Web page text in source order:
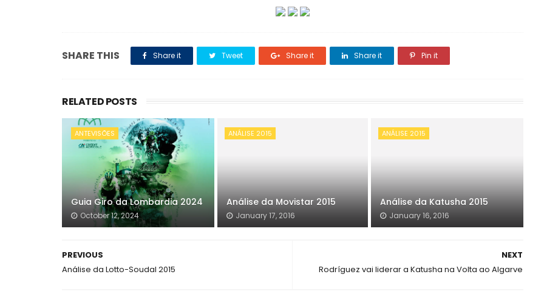
SHARE THIS Share it Tweet Share it Share it Pin it
RELATED POSTS
ANTEVISÕES
Guia Giro da Lombardia 2024
October 12, 2024
ANÁLISE 2015
Análise da Movistar 2015
January 17, 2016
ANÁLISE 2015
Análise da Katusha 2015
January 16, 2016
NEXT
Rodríguez vai liderar a Katusha na Volta ao Algarve
PREVIOUS
Análise da Lotto-Soudal 2015